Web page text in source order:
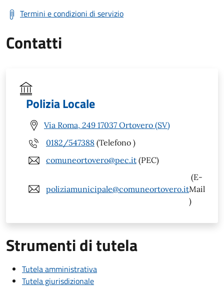
Termini e condizioni di servizio
Contatti
Polizia Locale
Via Roma, 249 17037 Ortovero (SV)
0182/547388 (Telefono )
comuneortovero@pec.it (PEC)
poliziamunicipale@comuneortovero.it
(E-
Mail
)
Strumenti di tutela
Tutela amministrativa
Tutela giurisdizionale